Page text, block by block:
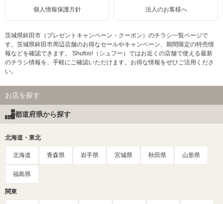
個人情報保護方針 法人のお客様へ
茨城県鉾田市（プレゼントキャンペーン・クーポン）のチラシ一覧ページで
す。茨城県鉾田市周辺店舗のお得なセールやキャンペーン、期間限定の特売情
報などを確認できます。 Shufoo!（シュフー）ではお近くの店舗で使える最新
のチラシ情報を、手軽にご確認いただけます。お得な情報をぜひご活用くださ
い。
お店を探す
都道府県から探す
北海道・東北
北海道 青森県 岩手県 宮城県 秋田県 山形県
福島県
関東